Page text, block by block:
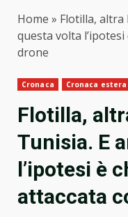
Home » Flotilla, altra
questa volta
drone
Cronaca Cronaca estera
Flotilla,
Tunisia. E
l’ipotesi è
attaccata